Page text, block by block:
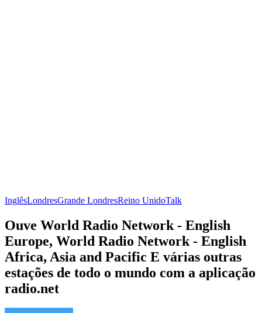
InglêsLondresGrande LondresReino UnidoTalk
Ouve World Radio Network - English
Europe, World Radio Network - English
Africa, Asia and Pacific E várias outras
estações de todo o mundo com a aplicação
radio.net